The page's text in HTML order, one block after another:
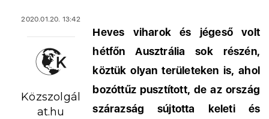
2020.01.20. 13:42
Közszolgál
at.hu
Heves viharok és jégeső volt
hétfőn Ausztrália sok részén,
köztük olyan területeken is, ahol
bozóttűz pusztított, de az ország
szárazság sújtotta keleti és